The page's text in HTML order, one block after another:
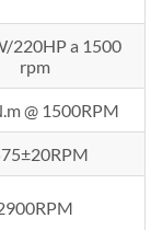
220HP a 1500
rpm
@ 1500RPM